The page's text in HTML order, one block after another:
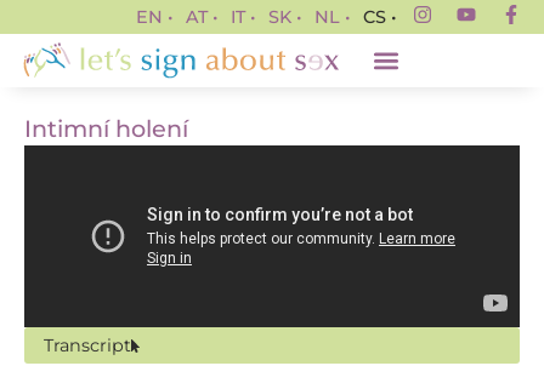
EN • AT • IT • SK • NL • CS •
Intimní holení
Transcript